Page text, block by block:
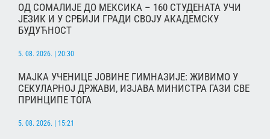
ОД СОМАЛИЈЕ ДО МЕКСИКА – 160 СТУДЕНАТА УЧИ
ЈЕЗИК И У СРБИЈИ ГРАДИ СВОЈУ АКАДЕМСКУ
БУДУЋНОСТ
5. 08. 2026. | 20:30
МАЈКА УЧЕНИЦЕ ЈОВИНЕ ГИМНАЗИЈЕ: ЖИВИМО У
СЕКУЛАРНОЈ ДРЖАВИ, ИЗЈАВА МИНИСТРА ГАЗИ СВЕ
ПРИНЦИПЕ ТОГА
5. 08. 2026. | 15:21